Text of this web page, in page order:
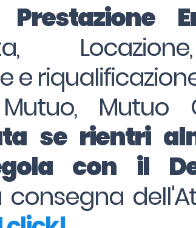
e
Mutuo
se rientri
con il
consegna